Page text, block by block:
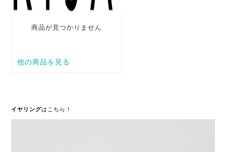
イヤリングはこちら！